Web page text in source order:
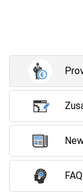
FAQ